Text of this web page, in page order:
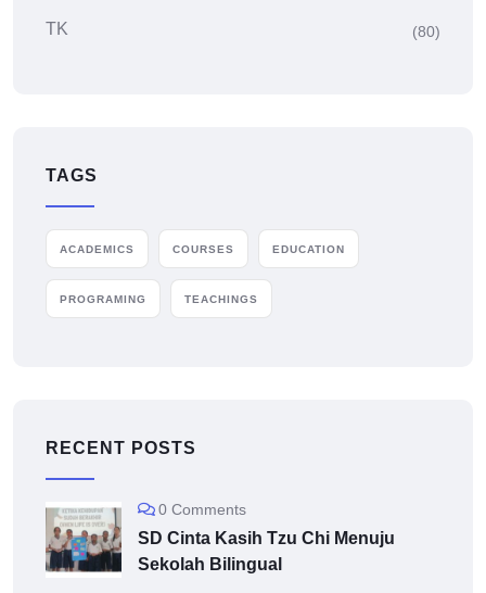
TK (80)
TAGS
ACADEMICS COURSES EDUCATION
PROGRAMING TEACHINGS
RECENT POSTS
0 Comments
SD Cinta Kasih Tzu Chi Menuju
Sekolah Bilingual